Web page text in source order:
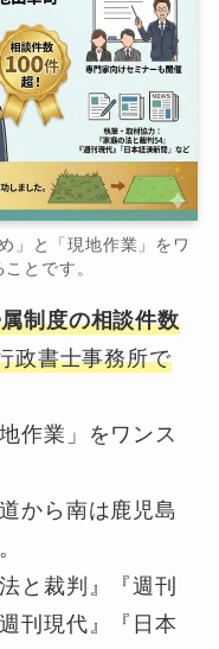
」と「現地作業」をワ
とです。
制度の相談件数
政書士事務所で
作業」をワンス
から南は鹿児島
と裁判』『週刊
刊現代』『日本